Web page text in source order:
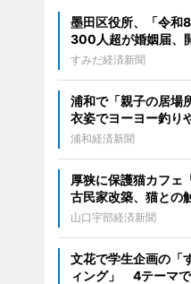
墨田区役所、「令
300人超が婚姻届、
すみだ経済新聞
浦和で「親子の居
衣姿でヨーヨー釣り
浦和経済新聞
厚狭に保護猫カフェ
古民家改築、猫との
山口宇部経済新聞
文花で学生企画の「
ィング」 4テーマ